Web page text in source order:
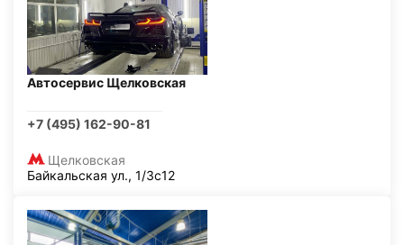
Автосервис Щелковская
+7 (495) 162-90-81
Щелковская
Байкальская ул., 1/3с12